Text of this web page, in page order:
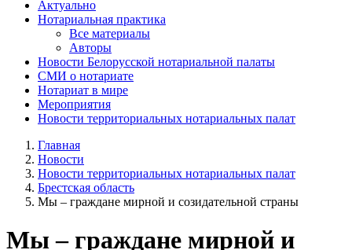
Актуально
Нотариальная практика
Все материалы
Авторы
Новости Белорусской нотариальной палаты
СМИ о нотариате
Нотариат в мире
Мероприятия
Новости территориальных нотариальных палат
Главная
Новости
Новости территориальных нотариальных палат
Брестская область
Мы – граждане мирной и созидательной страны
Мы – граждане мирной и